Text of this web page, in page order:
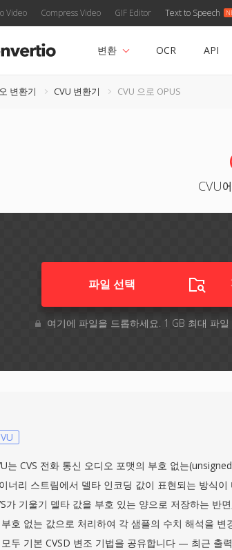
Video Compress Video GIF Editor Text to Speech
변환 OCR API
변환기 CVU 변환기 CVU 으로 OPUS
CVU
파일 선택
여기에 파일을 드롭하세요. 1 GB 최대 파
는 CVS 전화 통신 오디오 포맷의 부호 없는
너리 스트림에서 델타 인코딩 값이 표현되는 방식이
가 기울기 델타 값을 부호 있는 양으로 저장하는 반
호 없는 값으로 처리하여 각 샘플의 수치 해석을 변
두 기본 CVSD 변조 기법을 공유합니다 — 최근 출